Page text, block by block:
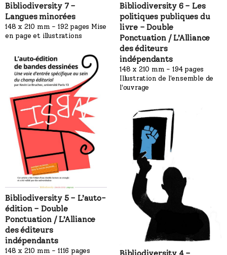
Bibliodiversity 7 –
Langues minorées
148 x 210 mm - 192 pages Mise
en page et illustrations
Bibliodiversity 6 – Les
politiques publiques du
livre – Double
Ponctuation / L’Alliance
des éditeurs
indépendants
148 x 210 mm - 194 pages
Illustration de l'ensemble de
l'ouvrage
Bibliodiversity 5 – L’auto-
édition – Double
Ponctuation / L’Alliance
des éditeurs
indépendants
148 x 210 mm - 1116 pages